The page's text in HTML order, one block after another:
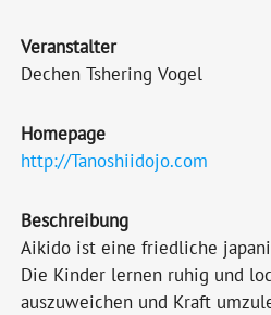
Veranstalter
Dechen Tshering Vogel
Homepage
http://Tanoshiidojo.com
Beschreibung
Aikido ist eine friedliche
Die Kinder lernen ruhig und
auszuweichen und Kraft